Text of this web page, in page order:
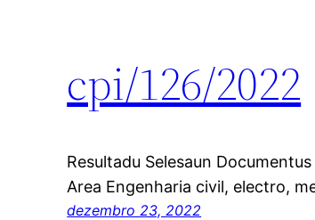
cpi/126/2022
Resultadu Selesaun
Area Engenharia civil, electro,
dezembro 23, 2022